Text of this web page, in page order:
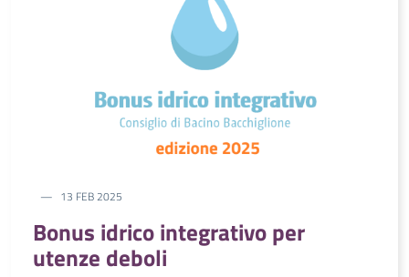
13 FEB 2025
Bonus idrico integrativo per
utenze deboli